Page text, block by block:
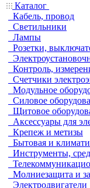
Каталог
Кабель, провод
Светильники
Лампы
Розетки,
Контроль,
Счетчики
Модульное
Силовое
Щитовое
Аксессуары для
Крепеж и метизы
Бытовая и
Инструменты,
Молниезащита и
Электродвигатели